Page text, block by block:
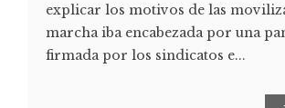
explicar los motivos de las
marcha iba encabezada por una
firmada por los sindicatos e...